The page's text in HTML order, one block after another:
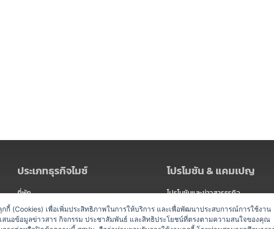
ประเภทธุรกิจไมซ์
ที่พัก
สถานที่จัดงาน
ท่องเที่ยว / นำเที่ยว
โปรโมชัน & แคมเปญ
โปรโมชันและข่าวสารธุรกิจ
แพ็กเกจ
แคมเปญ
กี้ (Cookies) เพื่อเพิ่มประสิทธิภาพในการให้บริการ และเพื่อพัฒนาประสบการณ์การใช้งาน
สนอข้อมูลข่าวสาร กิจกรรม ประชาสัมพันธ์ และสิทธิประโยชน์ที่ตรงตามความสนใจของคุณ